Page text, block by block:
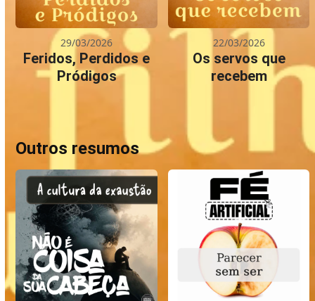
29/03/2026
Feridos, Perdidos e
Pródigos
22/03/2026
Os servos que
recebem
Outros resumos